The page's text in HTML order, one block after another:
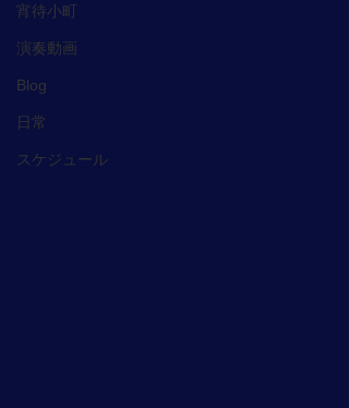
宵待小町
演奏動画
Blog
日常
スケジュール